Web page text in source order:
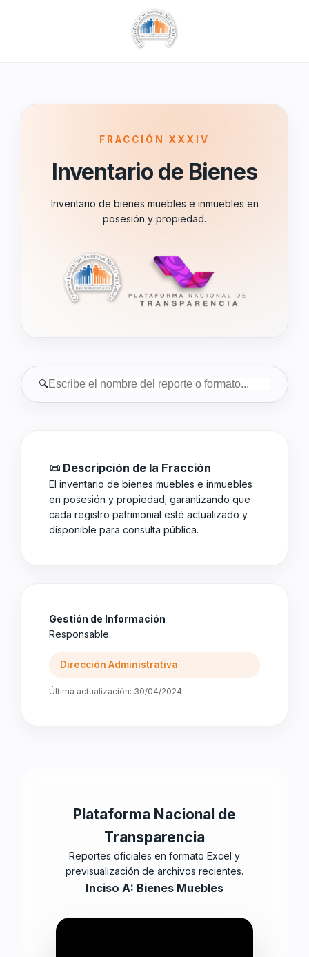
FRACCIÓN XXXIV
Inventario de Bienes
Inventario de bienes muebles e inmuebles en
posesión y propiedad.
🔍
📜 Descripción de la Fracción
El inventario de bienes muebles e inmuebles
en posesión y propiedad; garantizando que
cada registro patrimonial esté actualizado y
disponible para consulta pública.
Gestión de Información
Responsable:
Dirección Administrativa
Última actualización: 30/04/2024
Plataforma Nacional de
Transparencia
Reportes oficiales en formato Excel y
previsualización de archivos recientes.
Inciso A: Bienes Muebles